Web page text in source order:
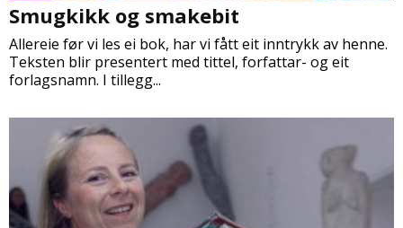
Smugkikk og smakebit
Allereie før vi les ei bok, har vi fått eit inntrykk av henne.
Teksten blir presentert med tittel, forfattar- og eit
forlagsnamn. I tillegg...